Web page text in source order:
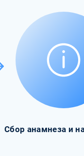
Сбор анамнеза и